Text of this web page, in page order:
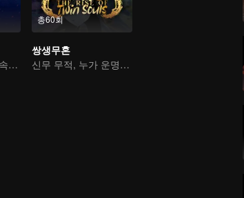
기이한 만남, 역경 속에서 다시 살아난 소년
총60회
쌍생무혼
신무 무적, 누가 운명을 지배하나